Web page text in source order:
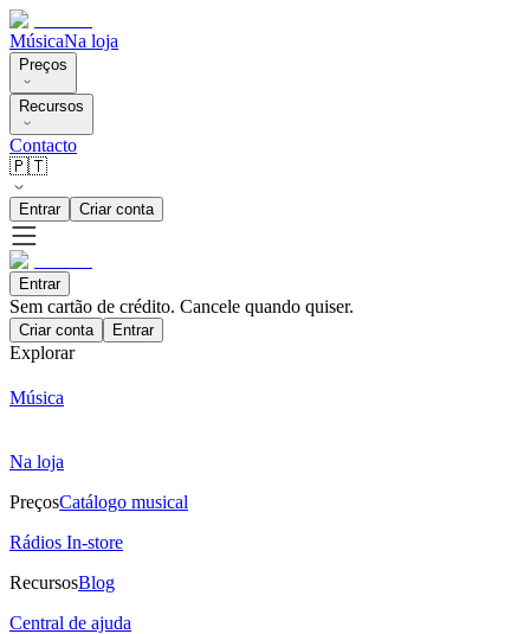
MúsicaNa loja
Preços
Recursos
Contacto
🇵🇹
Entrar Criar conta
Entrar
Sem cartão de crédito. Cancele quando quiser.
Criar conta Entrar
Explorar
Música
Na loja
PreçosCatálogo musical
Rádios In-store
RecursosBlog
Central de ajuda